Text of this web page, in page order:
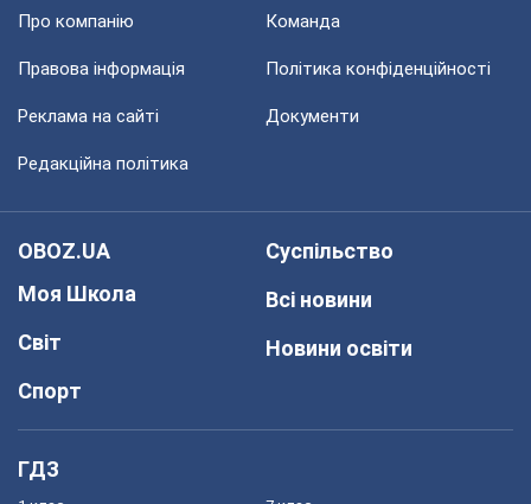
Про компанію Команда
Правова інформація Політика конфіденційності
Реклама на сайті Документи
Редакційна політика
OBOZ.UA
Моя Школа
Світ
Спорт
Суспільство
Всі новини
Новини освіти
ГДЗ